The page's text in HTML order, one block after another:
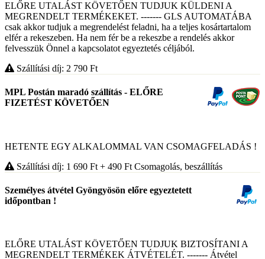
ELŐRE UTALÁST KÖVETŐEN TUDJUK KÜLDENI A
MEGRENDELT TERMÉKEKET. ------- GLS AUTOMATÁBA
csak akkor tudjuk a megrendelést feladni, ha a teljes kosártartalom
elfér a rekeszeben. Ha nem fér be a rekeszbe a rendelés akkor
felvesszük Önnel a kapcsolatot egyeztetés céljából.
Szállítási díj: 2 790 Ft
MPL Postán maradó szállítás - ELŐRE
FIZETÉST KÖVETŐEN
HETENTE EGY ALKALOMMAL VAN CSOMAGFELADÁS !
Szállítási díj: 1 690 Ft + 490 Ft Csomagolás, beszállítás
Személyes átvétel Gyöngyösön előre egyeztetett
időpontban !
ELŐRE UTALÁST KÖVETŐEN TUDJUK BIZTOSÍTANI A
MEGRENDELT TERMÉKEK ÁTVÉTELÉT. ------- Átvétel